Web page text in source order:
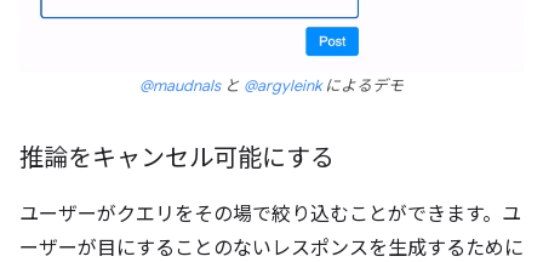
@maudnalsと @argyleinkによるデモ
推論をキャンセル可能にする
ユーザーがクエリをその場で絞り込むことができます。ユ
ーザーが目にすることのないレスポンスを生成するために